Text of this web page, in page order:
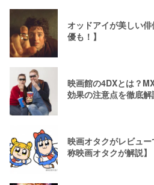
オッドアイが美しい
優も！】
映画館の4DXとは？
効果の注意点を徹底解
映画オタクがレビュ
称映画オタクが解説】